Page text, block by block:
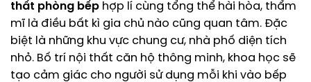
thất phòng bếp hợp lí cùng tổng thể hài hòa, thẩm
mĩ là điều bất kì gia chủ nào cũng quan tâm. Đặc
biệt là những khu vực chung cư, nhà phố diện tích
nhỏ. Bố trí nội thất căn hộ thông minh, khoa học sẽ
tạo cảm giác cho người sử dụng mỗi khi vào bếp